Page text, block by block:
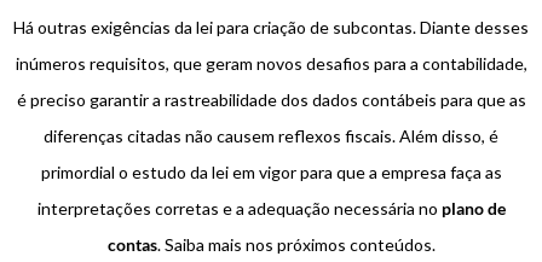
Há outras exigências da lei para criação de subcontas. Diante desses
inúmeros requisitos, que geram novos desafios para a contabilidade,
é preciso garantir a rastreabilidade dos dados contábeis para que as
diferenças citadas não causem reflexos fiscais. Além disso, é
primordial o estudo da lei em vigor para que a empresa faça as
interpretações corretas e a adequação necessária no plano de
contas. Saiba mais nos próximos conteúdos.